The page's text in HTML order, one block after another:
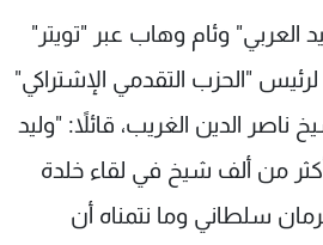
العربي" وئام وهاب عبر "تويتر"
"الحزب التقدمي الإشتراكي"
ناصر الدين الغريب، قائلاً: "وليد
من ألف شيخ في لقاء خلدة
سلطاني وما نتمناه أن
وظائف
تواصل معنا
شروط الإسـتخدام
سياسة الخصوصية